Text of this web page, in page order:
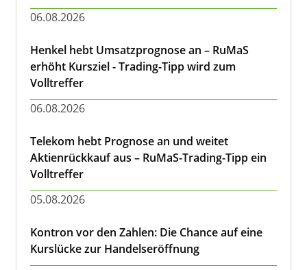
06.08.2026
Henkel hebt Umsatzprognose an – RuMaS
erhöht Kursziel - Trading-Tipp wird zum
Volltreffer
06.08.2026
Telekom hebt Prognose an und weitet
Aktienrückkauf aus – RuMaS-Trading-Tipp ein
Volltreffer
05.08.2026
Kontron vor den Zahlen: Die Chance auf eine
Kurslücke zur Handelseröffnung